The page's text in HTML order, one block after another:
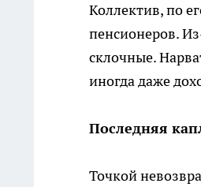
Коллектив, по
пенсионеров.
склочные.
иногда даже
Последняя
Точкой